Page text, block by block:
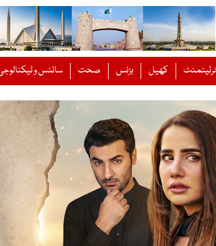
کھیل بزنس صحت سائنس و